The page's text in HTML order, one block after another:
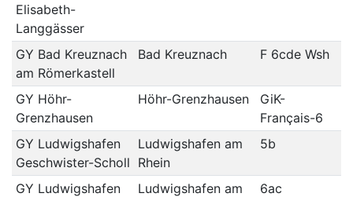
Elisabeth-
Langgässer
GY Bad Kreuznach
am Römerkastell
Bad Kreuznach F 6cde Wsh
GY Höhr-
Grenzhausen
Höhr-Grenzhausen
GiK-
Français-6
GY Ludwigshafen
Geschwister-Scholl
Ludwigshafen am
Rhein
5b
GY Ludwigshafen
Ludwigshafen am
6ac